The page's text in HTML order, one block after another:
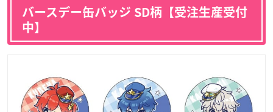
バースデー缶バッジ SD柄【受注生産受付
中】